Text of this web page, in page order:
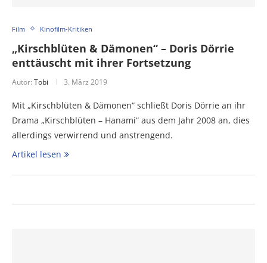
Film Kinofilm-Kritiken
„Kirschblüten & Dämonen“ – Doris Dörrie
enttäuscht mit ihrer Fortsetzung
Autor: Tobi 3. März 2019
Mit „Kirschblüten & Dämonen“ schließt Doris Dörrie an ihr
Drama „Kirschblüten – Hanami“ aus dem Jahr 2008 an, dies
allerdings verwirrend und anstrengend.
Artikel lesen